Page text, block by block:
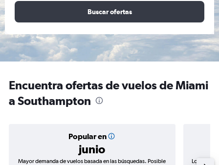
Buscar ofertas
Encuentra ofertas de vuelos de Miami
a Southampton
Popular en
junio
Mayor demanda de vuelos basada en las búsquedas. Posible
Los